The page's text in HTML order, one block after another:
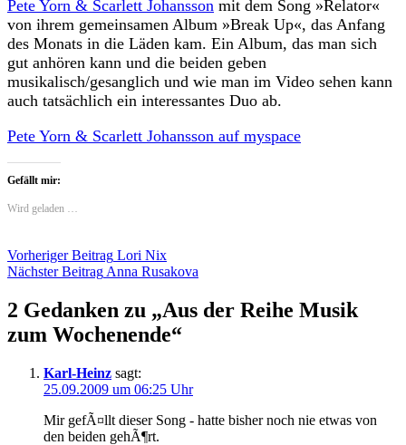
Pete Yorn & Scarlett Johansson mit dem Song »Relator«
von ihrem gemeinsamen Album »Break Up«, das Anfang
des Monats in die Läden kam. Ein Album, das man sich
gut anhören kann und die beiden geben
musikalisch/gesanglich und wie man im Video sehen kann
auch tatsächlich ein interessantes Duo ab.
Pete Yorn & Scarlett Johansson auf myspace
Gefällt mir:
Wird geladen …
Beitragsnavigation
Vorheriger Beitrag Lori Nix
Nächster Beitrag Anna Rusakova
2 Gedanken zu „Aus der Reihe Musik
zum Wochenende“
Karl-Heinz sagt:
25.09.2009 um 06:25 Uhr
Mir gefÃ¤llt dieser Song - hatte bisher noch nie etwas von
den beiden gehÃ¶rt.